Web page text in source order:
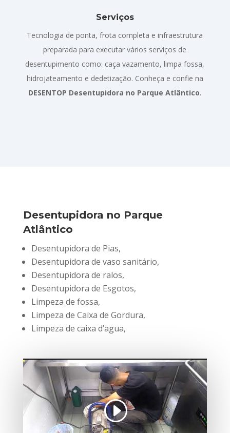
Serviços
Tecnologia de ponta, frota completa e infraestrutura
preparada para executar vários serviços de
desentupimento como: caça vazamento, limpa fossa,
hidrojateamento e dedetização. Conheça e confie na
DESENTOP Desentupidora no Parque Atlântico.
Desentupidora no Parque
Atlântico
Desentupidora de Pias,
Desentupidora de vaso sanitário,
Desentupidora de ralos,
Desentupidora de Esgotos,
Limpeza de fossa,
Limpeza de Caixa de Gordura,
Limpeza de caixa d’agua,